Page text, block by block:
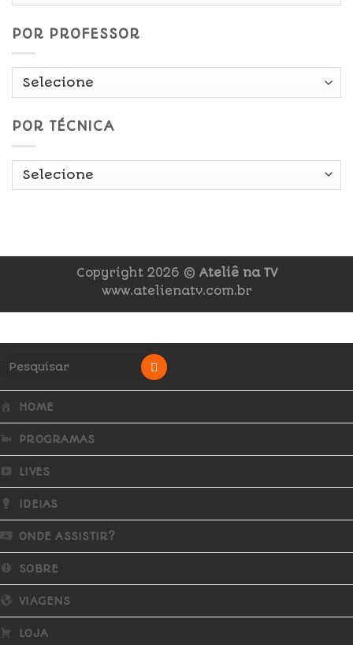
POR PROFESSOR
POR TÉCNICA
Copyright 2026 © Ateliê na TV
www.atelienatv.com.br
HOME
PROGRAMAS
LIVES
IDEIAS
ONDE ASSISTIR?
SOBRE
VIAGENS
LOJA